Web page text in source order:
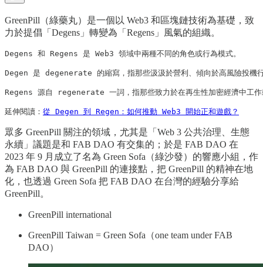
GreenPill（綠藥丸）是一個以 Web3 和區塊鏈技術為基礎，致
力於提倡「Degens」轉變為「Regens」風氣的組織。
Degens 和 Regens 是 Web3 領域中兩種不同的角色或行為模式。
Degen 是 degenerate 的縮寫，指那些汲汲於營利、傾向於高風險投機
Regens 源自 regenerate 一詞，指那些致力於在再生性加密經濟中工作
延伸閱讀： 從 Degen 到 Regen：如何推動 Web3 開始正和遊戲？
眾多 GreenPill 關注的領域，尤其是「Web 3 公共治理、生態
永續」議題是和 FAB DAO 有交集的；於是 FAB DAO 在
2023 年 9 月成立了名為 Green Sofa（綠沙發）的響應小組，作
為 FAB DAO 與 GreenPill 的連接點，把 GreenPill 的精神在地
化，也透過 Green Sofa 把 FAB DAO 在台灣的經驗分享給
GreenPill。
GreenPill international
GreenPill Taiwan = Green Sofa（one team under FAB
DAO）